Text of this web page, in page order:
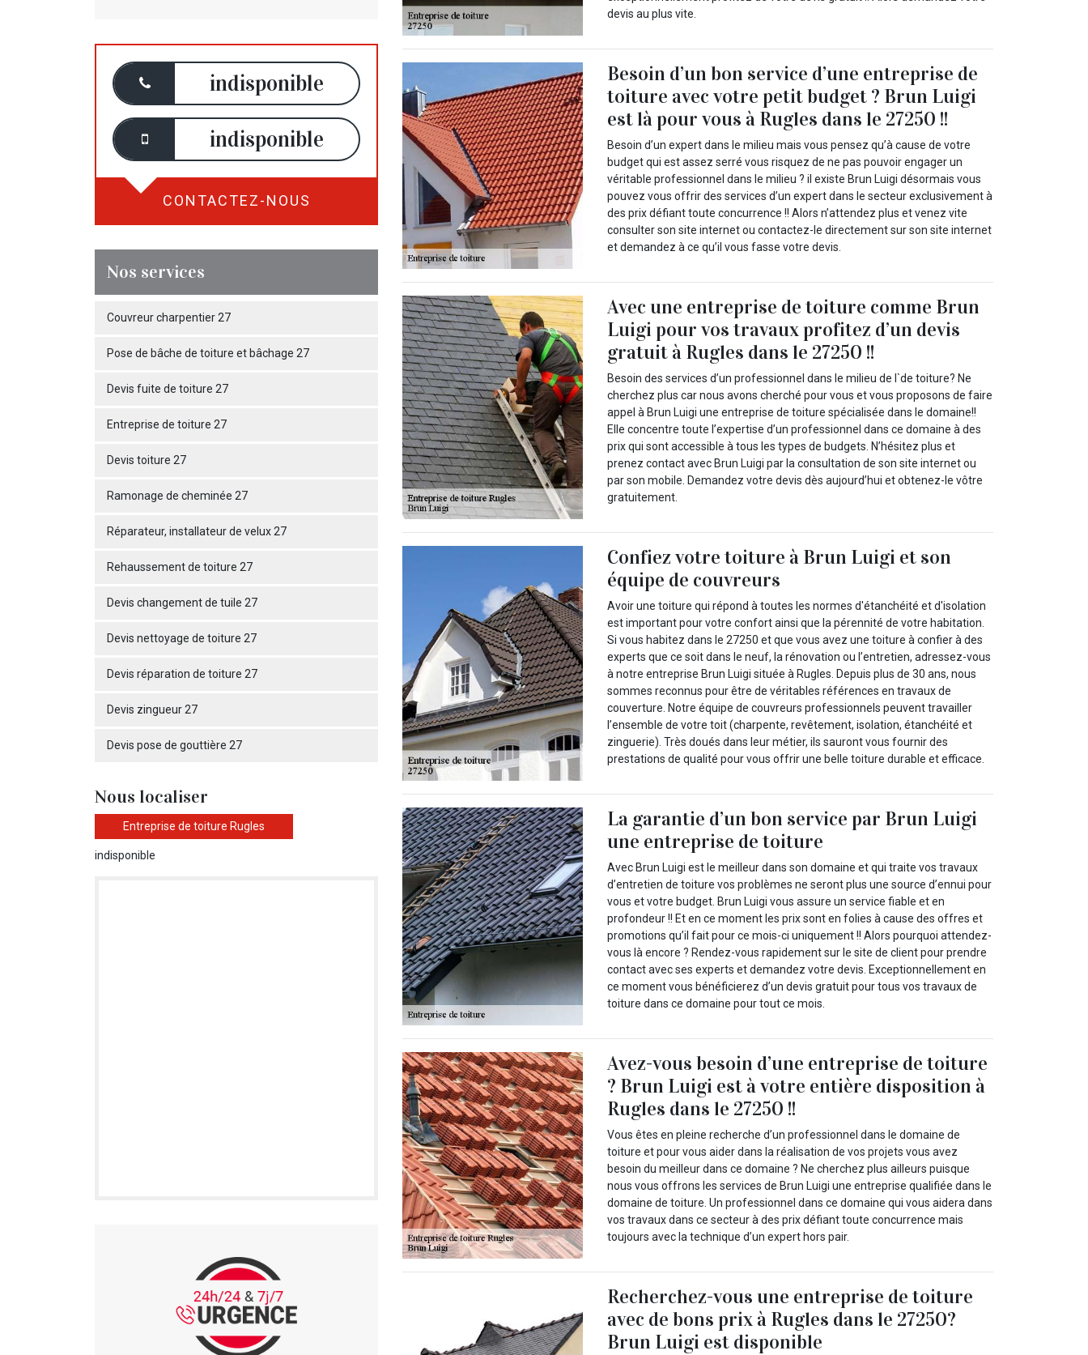
indisponible
indisponible
CONTACTEZ-NOUS
Nos services
Couvreur charpentier 27
Pose de bâche de toiture et bâchage 27
Devis fuite de toiture 27
Entreprise de toiture 27
Devis toiture 27
Ramonage de cheminée 27
Réparateur, installateur de velux 27
Rehaussement de toiture 27
Devis changement de tuile 27
Devis nettoyage de toiture 27
Devis réparation de toiture 27
Devis zingueur 27
Devis pose de gouttière 27
Nous localiser
Entreprise de toiture Rugles
indisponible
devis au plus vite.
Besoin d’un bon service d’une entreprise de
toiture avec votre petit budget ? Brun Luigi
est là pour vous à Rugles dans le 27250 !!
Besoin d’un expert dans le milieu mais vous pensez qu’à cause de votre
budget qui est assez serré vous risquez de ne pas pouvoir engager un
véritable professionnel dans le milieu ? il existe Brun Luigi désormais vous
pouvez vous offrir des services d’un expert dans le secteur exclusivement à
des prix défiant toute concurrence !! Alors n’attendez plus et venez vite
consulter son site internet ou contactez-le directement sur son site internet
et demandez à ce qu’il vous fasse votre devis.
Avec une entreprise de toiture comme Brun
Luigi pour vos travaux profitez d’un devis
gratuit à Rugles dans le 27250 !!
Besoin des services d’un professionnel dans le milieu de l`de toiture? Ne
cherchez plus car nous avons cherché pour vous et vous proposons de faire
appel à Brun Luigi une entreprise de toiture spécialisée dans le domaine!!
Elle concentre toute l’expertise d’un professionnel dans ce domaine à des
prix qui sont accessible à tous les types de budgets. N’hésitez plus et
prenez contact avec Brun Luigi par la consultation de son site internet ou
par son mobile. Demandez votre devis dès aujourd’hui et obtenez-le vôtre
gratuitement.
Confiez votre toiture à Brun Luigi et son
équipe de couvreurs
Avoir une toiture qui répond à toutes les normes d'étanchéité et d'isolation
est important pour votre confort ainsi que la pérennité de votre habitation.
Si vous habitez dans le 27250 et que vous avez une toiture à confier à des
experts que ce soit dans le neuf, la rénovation ou l’entretien, adressez-vous
à notre entreprise Brun Luigi située à Rugles. Depuis plus de 30 ans, nous
sommes reconnus pour être de véritables références en travaux de
couverture. Notre équipe de couvreurs professionnels peuvent travailler
l’ensemble de votre toit (charpente, revêtement, isolation, étanchéité et
zinguerie). Très doués dans leur métier, ils sauront vous fournir des
prestations de qualité pour vous offrir une belle toiture durable et efficace.
La garantie d’un bon service par Brun Luigi
une entreprise de toiture
Avec Brun Luigi est le meilleur dans son domaine et qui traite vos travaux
d’entretien de toiture vos problèmes ne seront plus une source d’ennui pour
vous et votre budget. Brun Luigi vous assure un service fiable et en
profondeur !! Et en ce moment les prix sont en folies à cause des offres et
promotions qu’il fait pour ce mois-ci uniquement !! Alors pourquoi attendez-
vous là encore ? Rendez-vous rapidement sur le site de client pour prendre
contact avec ses experts et demandez votre devis. Exceptionnellement en
ce moment vous bénéficierez d’un devis gratuit pour tous vos travaux de
toiture dans ce domaine pour tout ce mois.
Avez-vous besoin d’une entreprise de toiture
? Brun Luigi est à votre entière disposition à
Rugles dans le 27250 !!
Vous êtes en pleine recherche d’un professionnel dans le domaine de
toiture et pour vous aider dans la réalisation de vos projets vous avez
besoin du meilleur dans ce domaine ? Ne cherchez plus ailleurs puisque
nous vous offrons les services de Brun Luigi une entreprise qualifiée dans le
domaine de toiture. Un professionnel dans ce domaine qui vous aidera dans
vos travaux dans ce secteur à des prix défiant toute concurrence mais
toujours avec la technique d’un expert hors pair.
Recherchez-vous une entreprise de toiture
avec de bons prix à Rugles dans le 27250?
Brun Luigi est disponible